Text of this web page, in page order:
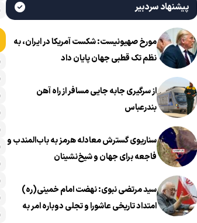
پیشنهاد سردبیر
مورخ صهیونیست: شکست آمریکا در ایران، به
نظم تک قطبی جهان پایان داد
از سرگیری جابه جایی مسافر از راه آهن
بندرعباس
سناریوی گسترش معادله هرمز به باب‌المندب و
فاجعه برای جهان و شیخ‌نشینان
سید مرتضی نبوی: نهضت امام خمینی(ره)
امتداد تاریخی عاشورا و تجلی دوباره امر به